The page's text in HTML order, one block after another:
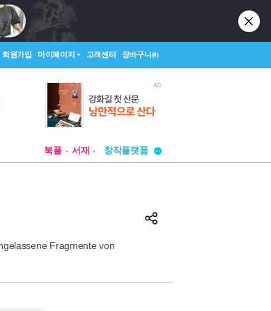
회원가입 마이페이지 고객센터 장바구니(0)
북플 서재
창작플랫폼
Fragmente von